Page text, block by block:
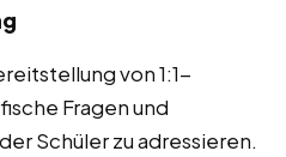
von 1:1-
Fragen und
Schüler zu adressieren.